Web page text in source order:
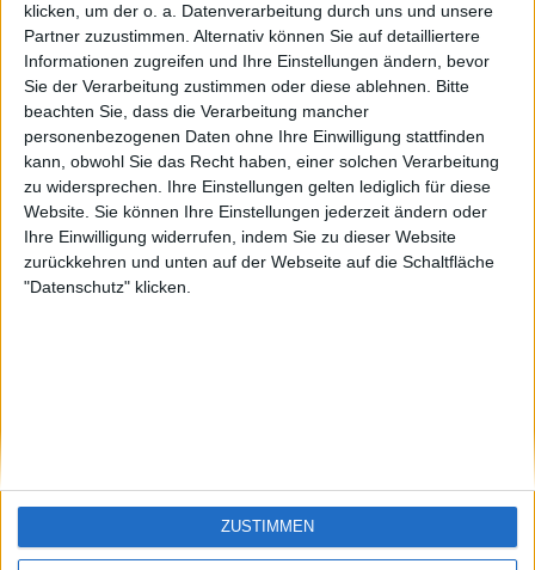
klicken, um der o. a. Datenverarbeitung durch uns und unsere
Partner zuzustimmen. Alternativ können Sie auf detailliertere
Informationen zugreifen und Ihre Einstellungen ändern, bevor
Sie der Verarbeitung zustimmen oder diese ablehnen. Bitte
beachten Sie, dass die Verarbeitung mancher
personenbezogenen Daten ohne Ihre Einwilligung stattfinden
kann, obwohl Sie das Recht haben, einer solchen Verarbeitung
zu widersprechen. Ihre Einstellungen gelten lediglich für diese
Website. Sie können Ihre Einstellungen jederzeit ändern oder
Ihre Einwilligung widerrufen, indem Sie zu dieser Website
zurückkehren und unten auf der Webseite auf die Schaltfläche
"Datenschutz" klicken.
ZUSTIMMEN
KXM aus der
Oberpfalz
EnzRRh eek
Si vous êtes francophone, vous devriez allerici
🇺🇸 We noticed you’re visiting
from an English-speaking
country
Join our American version now and be
among the firsts to submit your score
on our leaderboards!
Let's visit GeoHeroes.com!